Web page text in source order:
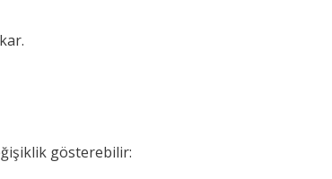
gösterebilir: